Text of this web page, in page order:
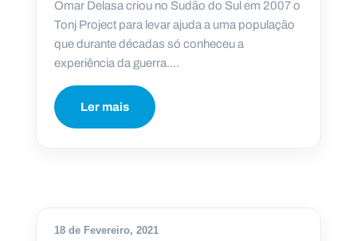
Omar Delasa criou no Sudão do Sul em 2007 o
Tonj Project para levar ajuda a uma população
que durante décadas só conheceu a
experiência da guerra....
Ler mais
18 de Fevereiro, 2021